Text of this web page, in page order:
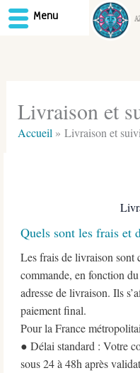
Livraison et
Accueil Livraison et suivi
Quels sont les frais et
Les frais de livraison sont
commande, en fonction
adresse de livraison. Ils
paiement final.
Pour la France
● Délai standard : Votre
sous 24 à 48h après
Menu